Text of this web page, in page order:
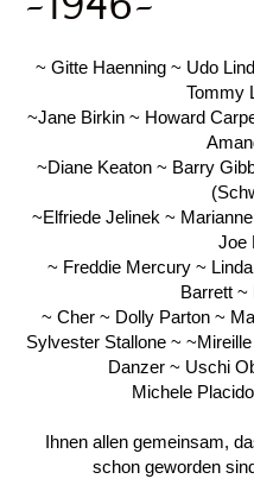
~ Gitte Haenning ~ Udo
Tommy
~Jane Birkin ~ Howard
~Diane Keaton ~ Barry
~Elfriede Jelinek ~
Joe
~ Freddie Mercury ~
Barrett ~
~ Cher ~ Dolly Parton ~
Sylvester Stallone ~
Danzer ~ Uschi
Michele
Ihnen allen gemeinsam,
schon geworden